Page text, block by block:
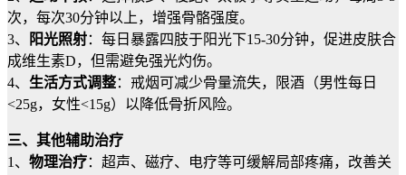
次，每次30分钟以上，增强骨骼强度。
3、
阳光照射：每日暴露四肢于阳光下15-30分钟，促进皮肤合
成维生素D，但需避免强光灼伤。
4、 生活方式调整：戒烟可减少骨量流失，限酒（男性每日
<25g，女性<15g）以降低骨折风险。
三、其他辅助治疗
1、 物理治疗：超声、磁疗、电疗等可缓解局部疼痛，改善关